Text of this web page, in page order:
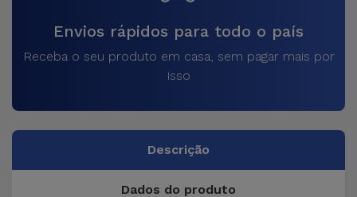
Envios rápidos para todo o país
Receba o seu produto em casa, sem pagar mais por
isso
Descrição
Dados do produto